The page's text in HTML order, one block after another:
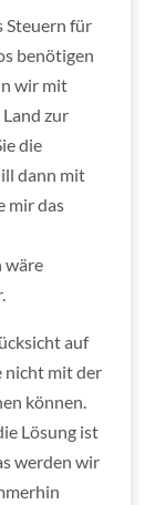
Steuern für
benötigen
wir mit
zur
die
dann mit
mir das
wäre
auf
nicht mit der
können.
Lösung ist
werden wir